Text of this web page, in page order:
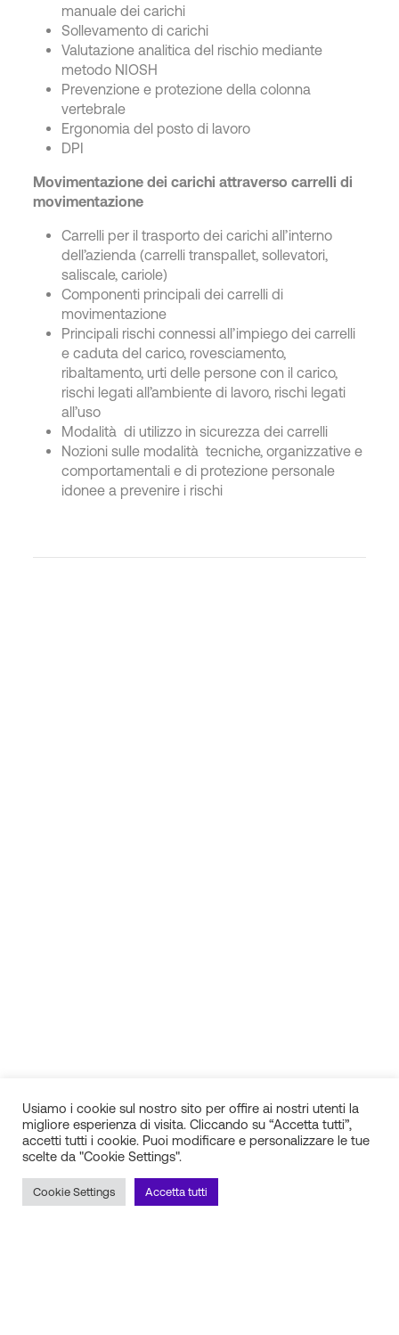
manuale dei carichi
Sollevamento di carichi
Valutazione analitica del rischio mediante
metodo NIOSH
Prevenzione e protezione della colonna
vertebrale
Ergonomia del posto di lavoro
DPI
Movimentazione dei carichi attraverso carrelli di
movimentazione
Carrelli per il trasporto dei carichi all’interno
dell’azienda (carrelli transpallet, sollevatori,
saliscale, cariole)
Componenti principali dei carrelli di
movimentazione
Principali rischi connessi all’impiego dei carrelli
e caduta del carico, rovesciamento,
ribaltamento, urti delle persone con il carico,
rischi legati all’ambiente di lavoro, rischi legati
all’uso
Modalità di utilizzo in sicurezza dei carrelli
Nozioni sulle modalità tecniche, organizzative e
comportamentali e di protezione personale
idonee a prevenire i rischi
P.IVA 01688940608
Usiamo i cookie sul nostro sito per offire ai nostri utenti la
migliore esperienza di visita. Cliccando su “Accetta tutti”,
accetti tutti i cookie. Puoi modificare e personalizzare le tue
scelte da "Cookie Settings".
Cookie Settings Accetta tutti